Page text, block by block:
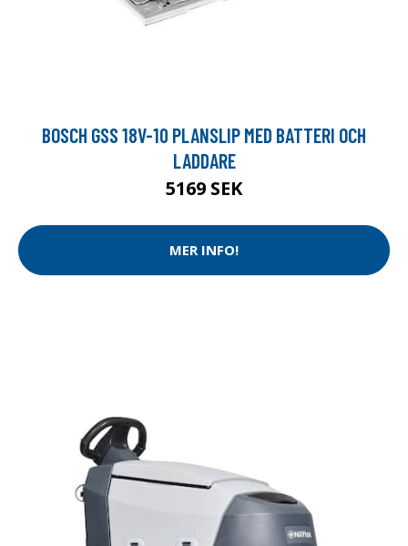
BOSCH GSS 18V-10 PLANSLIP MED BATTERI OCH
LADDARE
5169 SEK
MER INFO!